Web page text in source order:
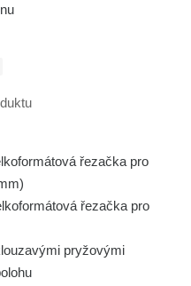
řezačka pro
řezačka pro
pryžovými